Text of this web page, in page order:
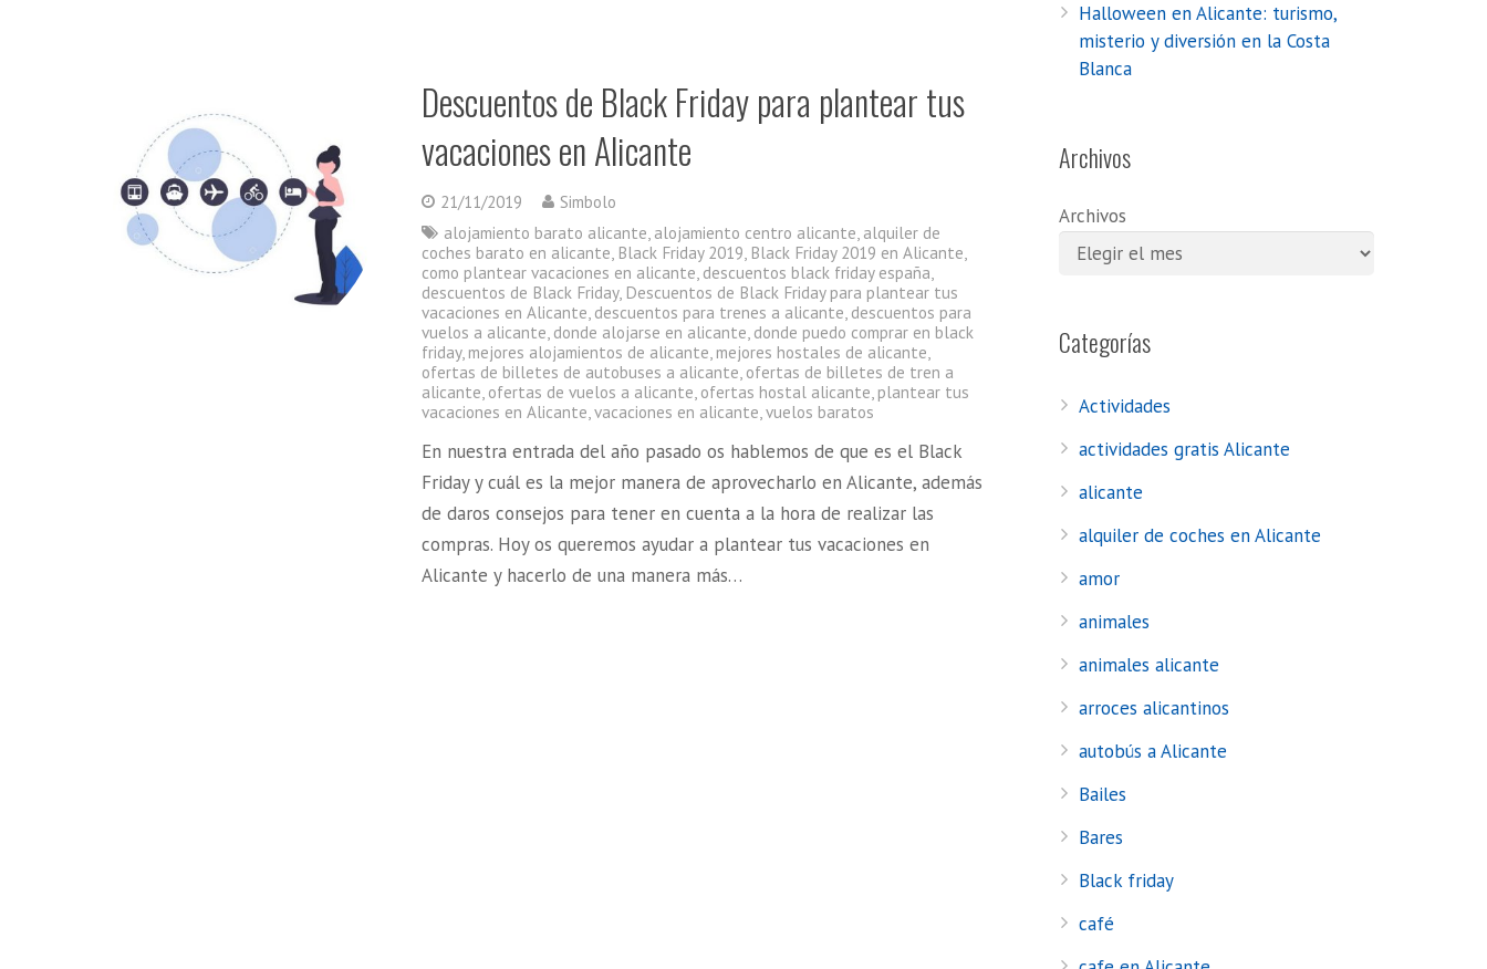
Descuentos de Black Friday para plantear tus
vacaciones en Alicante
21/11/2019
Simbolo
alojamiento barato alicante, alojamiento centro alicante, alquiler de
coches barato en alicante, Black Friday 2019, Black Friday 2019 en Alicante,
como plantear vacaciones en alicante, descuentos black friday españa,
descuentos de Black Friday, Descuentos de Black Friday para plantear tus
vacaciones en Alicante, descuentos para trenes a alicante, descuentos para
vuelos a alicante, donde alojarse en alicante, donde puedo comprar en black
friday, mejores alojamientos de alicante, mejores hostales de alicante,
ofertas de billetes de autobuses a alicante, ofertas de billetes de tren a
alicante, ofertas de vuelos a alicante, ofertas hostal alicante, plantear tus
vacaciones en Alicante,vacaciones en alicante,vuelos baratos
En nuestra entrada del año pasado os hablemos de que es el Black
Friday y cuál es la mejor manera de aprovecharlo en Alicante, además
de daros consejos para tener en cuenta a la hora de realizar las
compras. Hoy os queremos ayudar a plantear tus vacaciones en
Alicante y hacerlo de una manera más…
Halloween en Alicante: turismo,
misterio y diversión en la Costa
Blanca
Archivos
Archivos
Categorías
Actividades
actividades gratis Alicante
alicante
alquiler de coches en Alicante
amor
animales
animales alicante
arroces alicantinos
autobús a Alicante
Bailes
Bares
Black friday
café